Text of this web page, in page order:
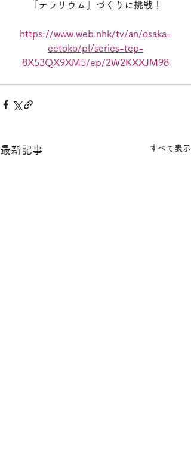
「テラリウム」づくりに挑戦！
https://www.web.nhk/tv/an/osaka-
eetoko/pl/series-tep-
8X53QX9XM5/ep/2W2KXXJM98
最新記事 すべて表示